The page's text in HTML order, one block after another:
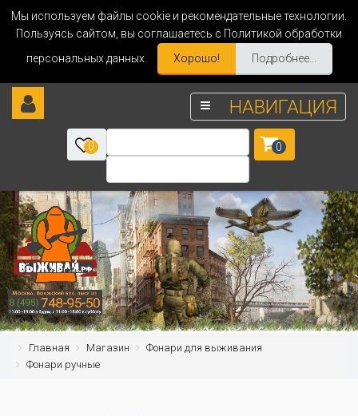
Мы используем файлы cookie и рекомендательные технологии.
Пользуясь сайтом, вы соглашаетесь с Политикой обработки
персональных данных.
Хорошо! Подробнее...
НАВИГАЦИЯ
0 0
Главная Магазин
Фонари для выживания
Фонари ручные